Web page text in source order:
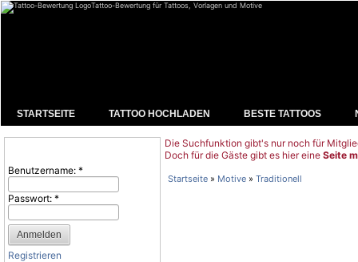
Tattoo-Bewertung für Tattoos, Vorlagen und Motive
STARTSEITE TATTOO HOCHLADEN BESTE TATTOOS
Benutzername: *
Passwort: *
Registrieren
Die Suchfunktion gibt's nur noch für
Doch für die Gäste gibt es hier eine Seite
Startseite » Motive » Traditionell